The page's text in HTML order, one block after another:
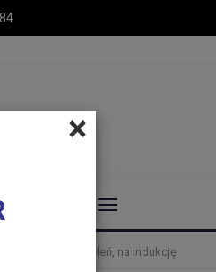
×
DOMOWE
Morska zieleń, na indukcję